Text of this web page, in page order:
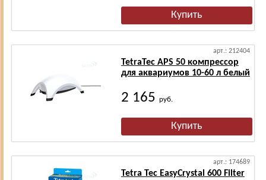
арт.: 212404
TetraTec AРS 50 компрессор
для аквариумов 10-60 л белый
2 165 руб.
арт.: 174689
Tetra Tec EasyCrystal 600 Filter